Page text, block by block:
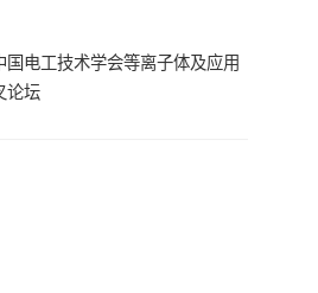
电工技术学会等离子体及应用
论坛